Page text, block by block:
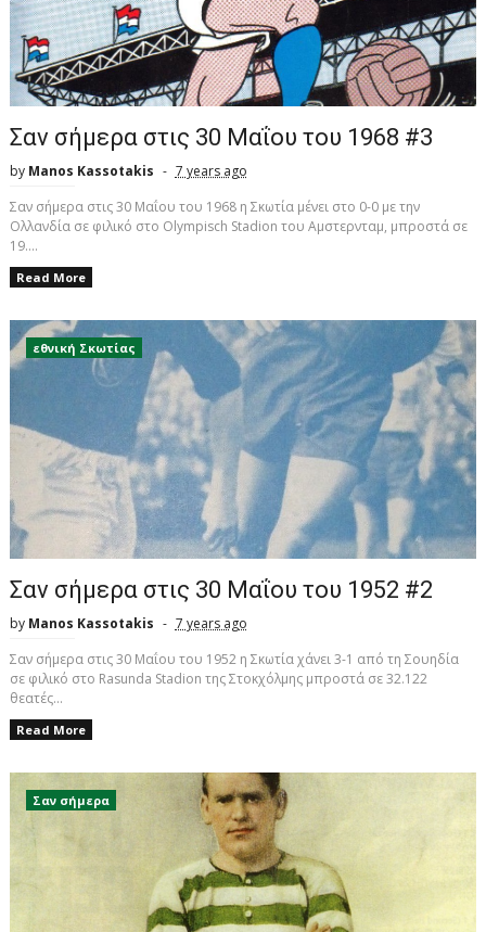
Σαν σήμερα στις 30 Μαΐου του 1968 #3
by Manos Kassotakis
7 years ago
Σαν σήμερα στις 30 Μαΐου του 1968 η Σκωτία μένει στο 0-0 με την
Ολλανδία σε φιλικό στο Olympisch Stadion του Αμστερνταμ, μπροστά σε
19....
Read More
εθνική Σκωτίας
Σαν σήμερα στις 30 Μαΐου του 1952 #2
by Manos Kassotakis
7 years ago
Σαν σήμερα στις 30 Μαΐου του 1952 η Σκωτία χάνει 3-1 από τη Σουηδία
σε φιλικό στο Rasunda Stadion της Στοκχόλμης μπροστά σε 32.122
θεατές...
Read More
Σαν σήμερα